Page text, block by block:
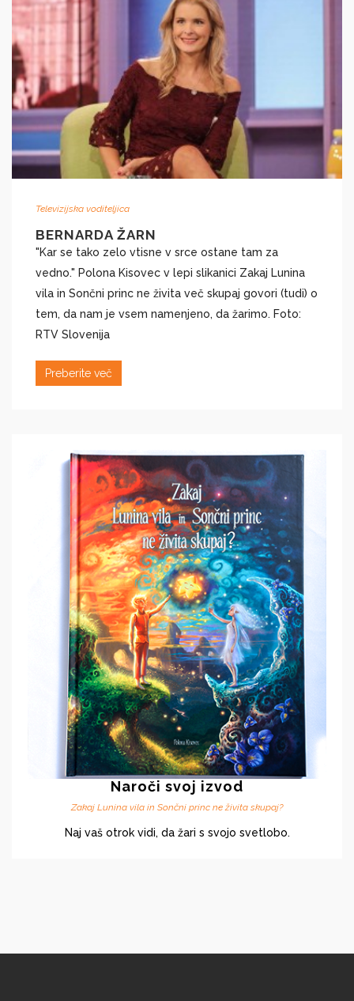
Televizijska voditeljica
BERNARDA ŽARN
"Kar se tako zelo vtisne v srce ostane tam za
vedno." Polona Kisovec v lepi slikanici Zakaj Lunina
vila in Sončni princ ne živita več skupaj govori (tudi) o
tem, da nam je vsem namenjeno, da žarimo. Foto:
RTV Slovenija
Preberite več
Naroči svoj izvod
Zakaj Lunina vila in Sončni princ ne živita skupaj?
Naj vaš otrok vidi, da žari s svojo svetlobo.